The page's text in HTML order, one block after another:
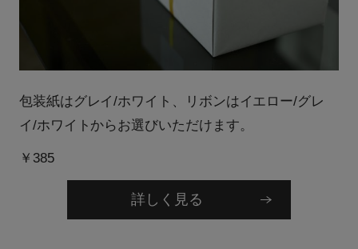
包装紙はグレイ/ホワイト、リボンはイエロー/グレ
イ/ホワイトからお選びいただけます。
￥385
詳しく見る